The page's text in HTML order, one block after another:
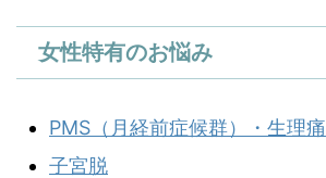
女性特有のお悩み
PMS（月経前症候群）・生理痛
子宮脱